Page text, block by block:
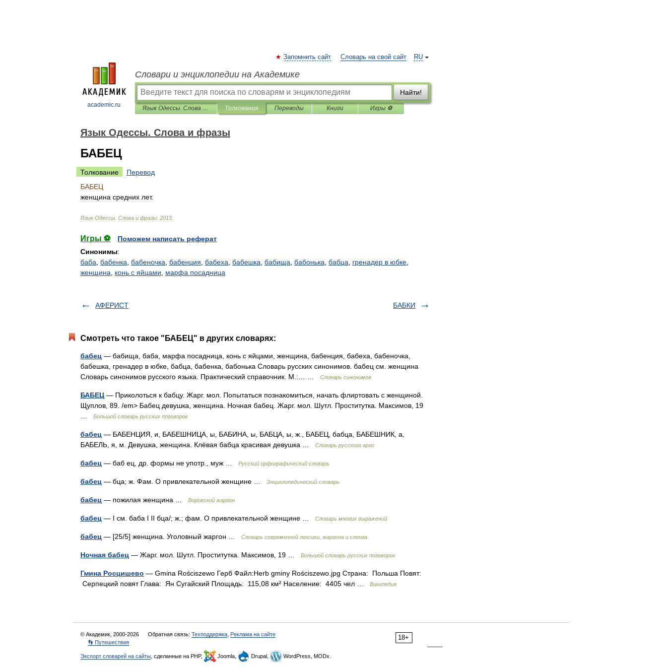
academic.ru
RU
Запомнить сайт Словарь на свой сайт
Словари и энциклопедии на Академике
Найти!
Язык Одессы. Слова и фразы Толкования Переводы Книги Игры ⚽
Язык Одессы. Слова и фразы
БАБЕЦ
Толкование
Перевод
БАБЕЦ
женщина средних лет.
Язык Одессы Слова и фразы 2013
Игры ⚽
Поможем написать реферат
Синонимы:
баба бабенка бабеночка бабенция бабеха бабешка бабища бабонька бабца гренадер в юбке
женщина
конь с яйцами марфа посадница
АФЕРИСТ БАБКИ
Смотреть что такое "БАБЕЦ" в других словарях:
бабец — бабища, баба, марфа посадница, конь с яйцами, женщина, бабенция, бабеха, бабеночка,
бабешка, гренадер в юбке, бабца, бабенка, бабонька Словарь русских синонимов. бабец см. женщина
Словарь синонимов русского языка. Практический справочник. М.:… …
Словарь синонимов
БАБЕЦ — Приколоться к бабцу. Жарг. мол. Попытаться познакомиться, начать флиртовать с женщиной.
Щуплов, 89. /em> Бабец девушка, женщина. Ночная бабец. Жарг. мол. Шутл. Проститутка. Максимов, 19
Большой словарь русских поговорок
бабец — БАБЕНЦИЯ, и, БАБЕШНИЦА, ы, БАБИНА, ы, БАБЦА, ы, ж., БАБЕЦ, бабца, БАБЕШНИК, а,
БАБЕЛЬ, я, м. Девушка, женщина. Клёвая бабца красивая девушка …
Словарь русского арго
бабец — баб ец, др. формы не употр., муж … Русский орфографический словарь
бабец — бца; ж. Фам. О привлекательной женщине … Энциклопедический словарь
бабец — пожилая женщина … Воровской жаргон
бабец — I см. баба I II бца/; ж.; фам. О привлекательной женщине … Словарь многих выражений
бабец — [25/5] женщина. Уголовный жаргон … Cловарь современной лексики, жаргона и сленга
Ночная бабец — Жарг. мол. Шутл. Проститутка. Максимов, 19 … Большой словарь русских поговорок
Гмина Росцишево — Gmina Rościszewo Герб Файл:Herb gminy Rościszewo.jpg Страна: Польша Повят:
Серпецкий повят Глава: Ян Сугайский Площадь: 115,08 км² Население: 4405 чел …
Википедия
18+
© Академик, 2000-2026 Обратная связь: Техподдержка Реклама на сайте
👣 Путешествия
Экспорт словарей на сайты , сделанные на PHP, Joomla, Drupal, WordPress, MODx.